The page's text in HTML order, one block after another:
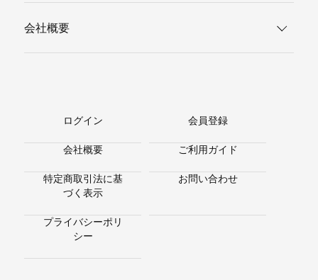
会社概要
ログイン 会員登録
会社概要 ご利用ガイド
特定商取引法に基
づく表示
お問い合わせ
プライバシーポリ
シー